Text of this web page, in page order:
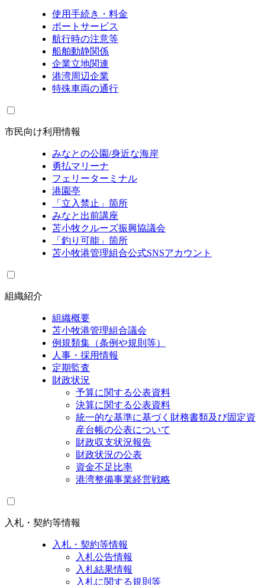
使用手続き・料金
ポートサービス
航行時の注意等
船舶動静関係
企業立地関連
港湾周辺企業
特殊車両の通行
市民向け利用情報
みなとの公園/身近な海岸
勇払マリーナ
フェリーターミナル
港園亭
「立入禁止」箇所
みなと出前講座
苫小牧クルーズ振興協議会
「釣り可能」箇所
苫小牧港管理組合公式SNSアカウント
組織紹介
組織概要
苫小牧港管理組合議会
例規類集（条例や規則等）
人事・採用情報
定期監査
財政状況
予算に関する公表資料
決算に関する公表資料
統一的な基準に基づく財務書類及び固定資
産台帳の公表について
財政収支状況報告
財政状況の公表
資金不足比率
港湾整備事業経営戦略
入札・契約等情報
入札・契約等情報
入札公告情報
入札結果情報
入札に関する規則等